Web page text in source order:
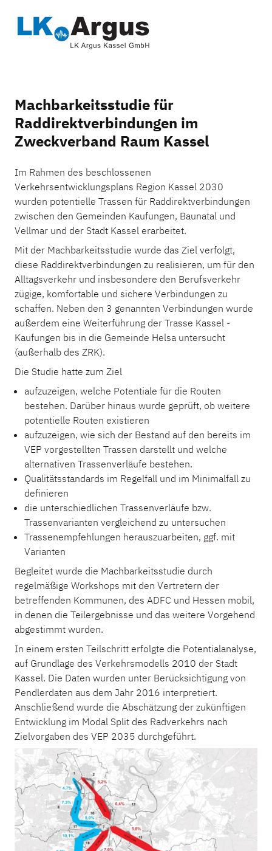
Machbarkeitsstudie für
Raddirektverbindungen im
Zweckverband Raum Kassel
Im Rahmen des beschlossenen
Verkehrsentwicklungsplans Region Kassel 2030
wurden potentielle Trassen für Raddirektverbindungen
zwischen den Gemeinden Kaufungen, Baunatal und
Vellmar und der Stadt Kassel erarbeitet.
Mit der Machbarkeitsstudie wurde das Ziel verfolgt,
diese Raddirektverbindungen zu realisieren, um für den
Alltagsverkehr und insbesondere den Berufsverkehr
zügige, komfortable und sichere Verbindungen zu
schaffen. Neben den 3 genannten Verbindungen wurde
außerdem eine Weiterführung der Trasse Kassel -
Kaufungen bis in die Gemeinde Helsa untersucht
(außerhalb des ZRK).
Die Studie hatte zum Ziel
aufzuzeigen, welche Potentiale für die Routen
bestehen. Darüber hinaus wurde geprüft, ob weitere
potentielle Routen existieren
aufzuzeigen, wie sich der Bestand auf den bereits im
VEP vorgestellten Trassen darstellt und welche
alternativen Trassenverläufe bestehen.
Qualitätsstandards im Regelfall und im Minimalfall zu
definieren
die unterschiedlichen Trassenverläufe bzw.
Trassenvarianten vergleichend zu untersuchen
Trassenempfehlungen herauszuarbeiten, ggf. mit
Varianten
Begleitet wurde die Machbarkeitsstudie durch
regelmäßige Workshops mit den Vertretern der
betreffenden Kommunen, des ADFC und Hessen mobil,
in denen die Teilergebnisse und das weitere Vorgehend
abgestimmt wurden.
In einem ersten Teilschritt erfolgte die Potentialanalyse,
auf Grundlage des Verkehrsmodells 2010 der Stadt
Kassel. Die Daten wurden unter Berücksichtigung von
Pendlerdaten aus dem Jahr 2016 interpretiert.
Anschließend wurde die Abschätzung der zukünftigen
Entwicklung im Modal Split des Radverkehrs nach
Zielvorgaben des VEP 2035 durchgeführt.